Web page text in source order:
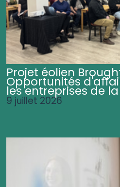
Projet éolien
Opportunités
les entreprises de
9 juillet 2026